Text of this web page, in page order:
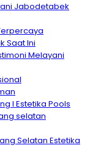
Jabodetabek
Saat Ini
Melayani
I Estetika Pools
selatan
Selatan Estetika